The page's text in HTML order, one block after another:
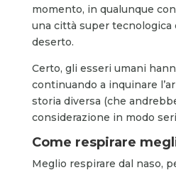
momento, in qualunque
una città super tecnologica
deserto.
Certo, gli esseri umani
continuando a inquinare
storia diversa (che
considerazione in modo
Come respirare
Meglio respirare dal naso,